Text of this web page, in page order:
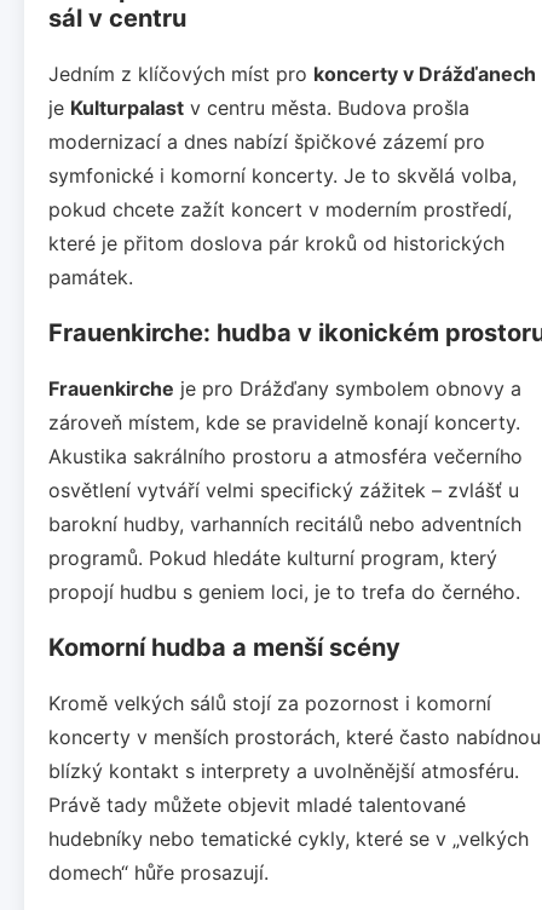
sál v centru
Jedním z klíčových míst pro koncerty v Drážďanech
je Kulturpalast v centru města. Budova prošla
modernizací a dnes nabízí špičkové zázemí pro
symfonické i komorní koncerty. Je to skvělá volba,
pokud chcete zažít koncert v moderním prostředí,
které je přitom doslova pár kroků od historických
památek.
Frauenkirche: hudba v ikonickém
Frauenkirche je pro Drážďany symbolem obnovy a
zároveň místem, kde se pravidelně konají koncerty.
Akustika sakrálního prostoru a atmosféra večerního
osvětlení vytváří velmi specifický zážitek – zvlášť u
barokní hudby, varhanních recitálů nebo adventních
programů. Pokud hledáte kulturní program, který
propojí hudbu s geniem loci, je to trefa do černého.
Komorní hudba a menší scény
Kromě velkých sálů stojí za pozornost i komorní
koncerty v menších prostorách, které často nabídnou
blízký kontakt s interprety a uvolněnější atmosféru.
Právě tady můžete objevit mladé talentované
hudebníky nebo tematické cykly, které se v „velkých
domech“ hůře prosazují.